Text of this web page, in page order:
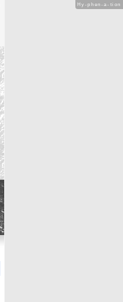
Hy-phen-a-tion